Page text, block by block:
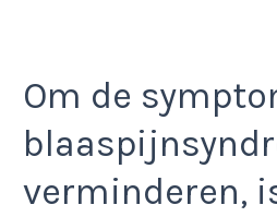
Om de
verminderen,